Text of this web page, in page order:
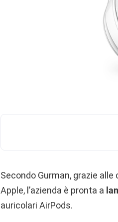
Secondo Gurman, grazie
Apple, l’azienda è pronta a
auricolari AirPods.